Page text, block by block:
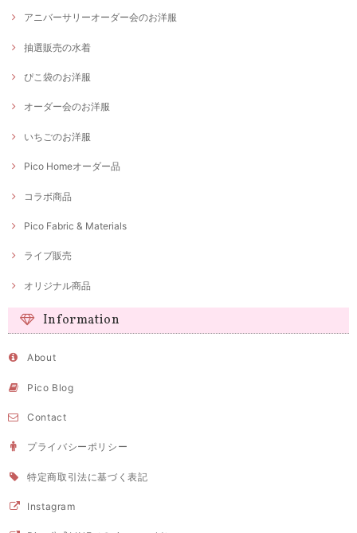
アニバーサリーオーダー会のお洋服
抽選販売の水着
ぴこ袋のお洋服
オーダー会のお洋服
いちごのお洋服
Pico Homeオーダー品
コラボ商品
Pico Fabric & Materials
ライブ販売
オリジナル商品
Information
About
Pico Blog
Contact
プライバシーポリシー
特定商取引法に基づく表記
Instagram